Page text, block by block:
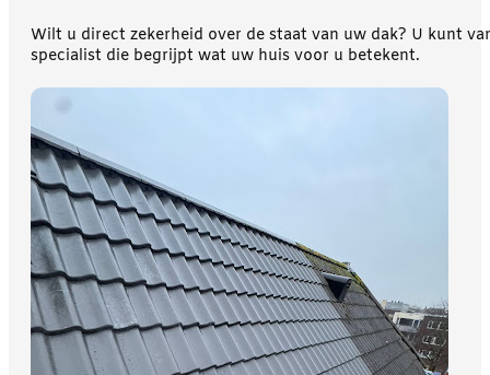
Wilt u direct zekerheid over de staat van uw dak? U kunt
specialist die begrijpt wat uw huis voor u betekent.